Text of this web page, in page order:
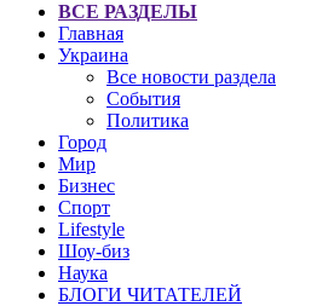
ВСЕ РАЗДЕЛЫ
Главная
Украина
Все новости раздела
События
Политика
Город
Мир
Бизнес
Спорт
Lifestyle
Шоу-биз
Наука
БЛОГИ ЧИТАТЕЛЕЙ